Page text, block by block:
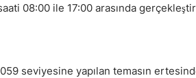
08:00 ile 17:00 arasında
seviyesine yapılan temasın